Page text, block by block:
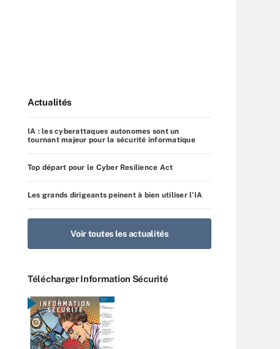
Actualités
IA : les cyberattaques autonomes sont un
tournant majeur pour la sécurité informatique
Top départ pour le Cyber Resilience Act
Les grands dirigeants peinent à bien utiliser l’IA
Voir toutes les actualités
Télécharger Information Sécurité